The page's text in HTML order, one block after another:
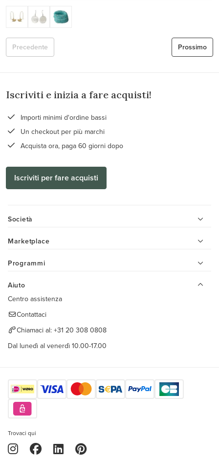
Prossimo
Precedente
Iscriviti e inizia a fare acquisti!
Importi minimi d'ordine bassi
Un checkout per più marchi
Acquista ora, paga 60 giorni dopo
Iscriviti per fare acquisti
Società
Marketplace
Programmi
Aiuto
Centro assistenza
Contattaci
Chiamaci al: +31 20 308 0808
Dal lunedì al venerdì 10.00-17.00
Trovaci qui